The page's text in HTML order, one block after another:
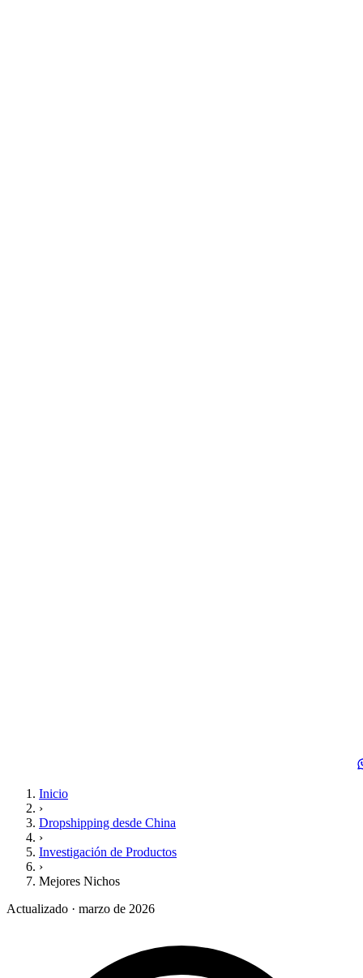
Inicio
›
Dropshipping desde China
›
Investigación de Productos
›
Mejores Nichos
Actualizado · marzo de 2026